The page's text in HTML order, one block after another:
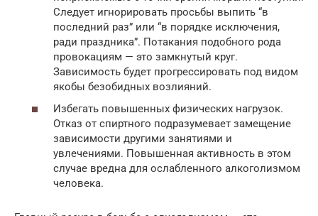
Следует игнорировать просьбы выпить “в
последний раз” или “в порядке исключения,
ради праздника”. Потакания подобного рода
провокациям — это замкнутый круг.
Зависимость будет прогрессировать под видом
якобы безобидных возлияний.
Избегать повышенных физических нагрузок.
Отказ от спиртного подразумевает замещение
зависимости другими занятиями и
увлечениями. Повышенная активность в этом
случае вредна для ослабленного алкоголизмом
человека.